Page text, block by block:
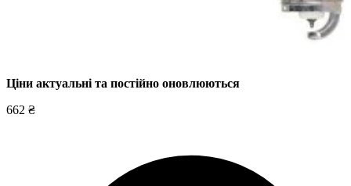
Ціни актуальні та постійно оновлюються
662 ₴